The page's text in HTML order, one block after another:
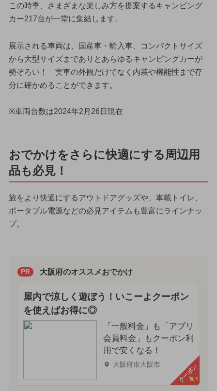
この時季、さまざまな楽しみ方を提案するキャンピング
カー217台が一堂に集結します。
展示される車両は、国産車・輸入車、コンパクトサイズ
から大型サイズまでありとあらゆるキャンピングカーが
勢ぞろい！ 実車の外観だけでなく内装や機能性まで存
分に確かめることができます。
※車両台数は2024年2月26日現在
おでかけをさらに快適にする周辺用
品も必見！
旅をより快適にするアウトドアグッズや、車載トイレ、
ポータブル電源などの必見アイテムも豊富にラインナッ
プ。
PR 大阪府のオススメおでかけ
屋内で涼しく遊ぼう！いこーよクーポン
を使えばお得に◎
「一般料金」も「アプリ
会員料金」もクーポン利
用で安くなる！
大阪府東大阪市 クーポン